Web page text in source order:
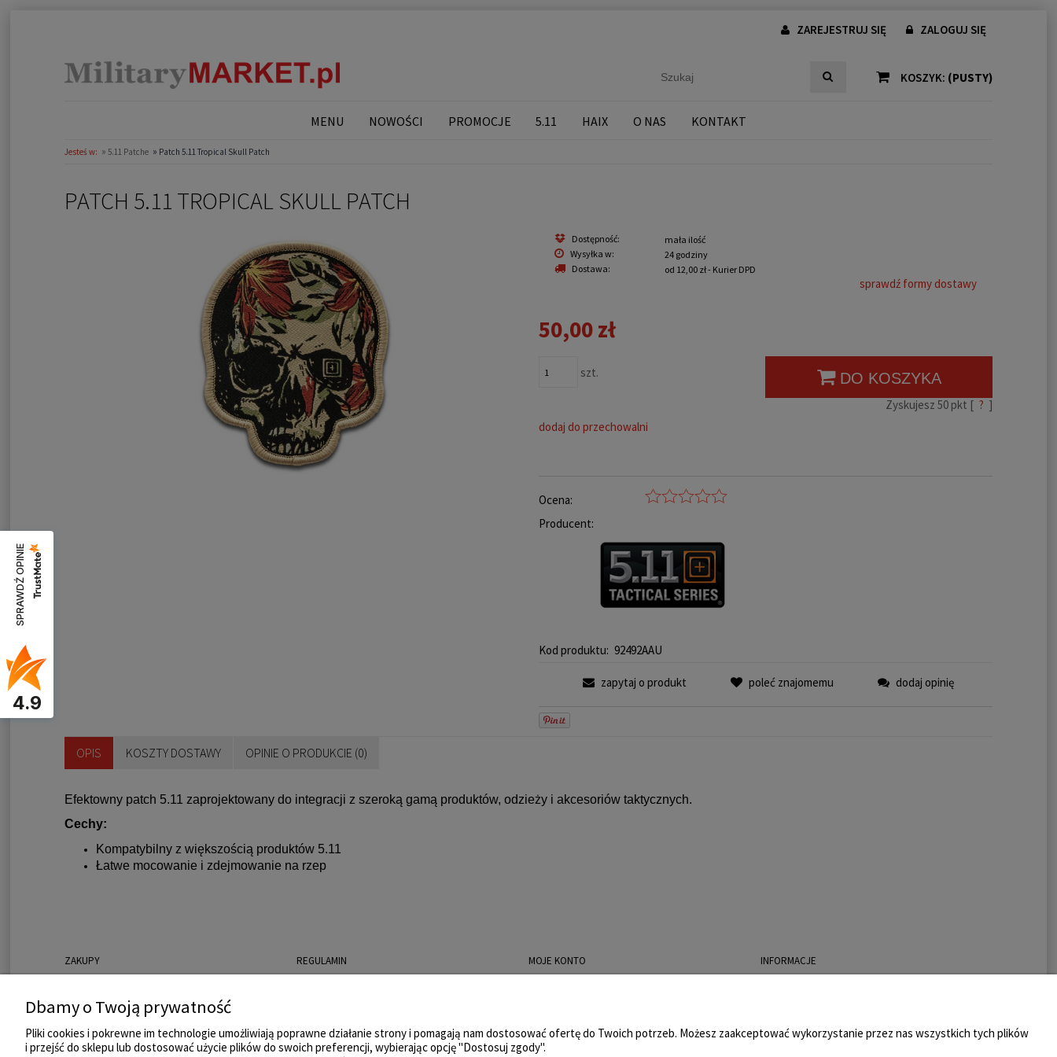
ZAREJESTRUJ SIĘ ZALOGUJ SIĘ
KOSZYK: (PUSTY)
MENU NOWOŚCI PROMOCJE 5.11 HAIX O NAS KONTAKT
Jesteś w: » 5.11 Patche » Patch 5.11 Tropical Skull Patch
PATCH 5.11 TROPICAL SKULL PATCH
Dostępność:
mała ilość
Wysyłka w:
24 godziny
Dostawa:
od 12,00 zł- Kurier DPD
sprawdź formy dostawy
50,00 zł
szt. DO KOSZYKA
Zyskujesz 50pkt [ ? ]
dodaj do przechowalni
Ocena:
Producent:
Kod produktu: 92492AAU
zapytaj o produkt poleć znajomemu dodaj opinię
OPIS KOSZTY DOSTAWY OPINIE O PRODUKCIE (0)
Efektowny patch 5.11 zaprojektowany do integracji z szeroką gamą produktów, odzieży i akcesoriów taktycznych.
Cechy:
Kompatybilny z większością produktów 5.11
Łatwe mocowanie i zdejmowanie na rzep
ZAKUPY
Formy płatności
Koszt dostawy
REGULAMIN
Reklamacje i zwroty
MOJE KONTO
Przechowalnia
INFORMACJE
Kontakt
SPRAWDŹ OPINIE
4.9
Dbamy o Twoją prywatność
Pliki cookies i pokrewne im technologie umożliwiają poprawne działanie strony i pomagają nam dostosować ofertę do Twoich potrzeb. Możesz zaakceptować wykorzystanie przez nas wszystkich tych plików
i przejść do sklepu lub dostosować użycie plików do swoich preferencji, wybierając opcję "Dostosuj zgody".